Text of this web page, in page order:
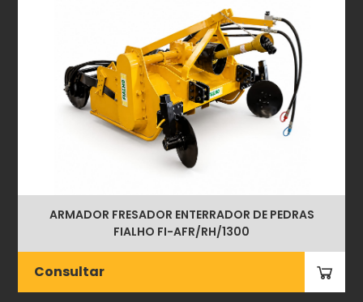
ARMADOR FRESADOR ENTERRADOR DE PEDRAS
FIALHO FI-AFR/RH/1300
Consultar